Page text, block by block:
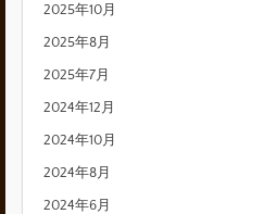
2025年10月
2025年8月
2025年7月
2024年12月
2024年10月
2024年8月
2024年6月